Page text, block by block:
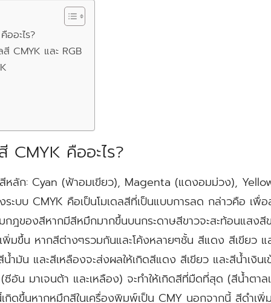
ออะไร?
CMYK และ RGB
CMYK คืออะไร?
หลัก: Cyan (ฟ้าอมเขียว), Magenta (แดงอมม่วง),
ะบบ CMYK คือเป็นโมเดลสีที่เป็นแบบการลด กล่าวคือ เ
กฎของสีหากมีสีหมึกมากขึ้นบนกระดาษสีขาวจะสะท้อนแสง
มขึ้น หากสีต่างๆรวมกันและโค้งหลายๆชั้น สีแดง สีเขียว แ
ำมัน และสีเหลืองจะส่งผลให้เกิดสีแดง สีเขียว และสีน้ำเงิน
อัน มาเจนต้า และเหลือง) จะทำให้เกิดสีที่มืดที่สุด (สีน้ำตา
ดขึ้นหากหมึกสีในเครื่องพิมพ์เป็น CMY นอกจากนี้ สีดำเพิ่ม